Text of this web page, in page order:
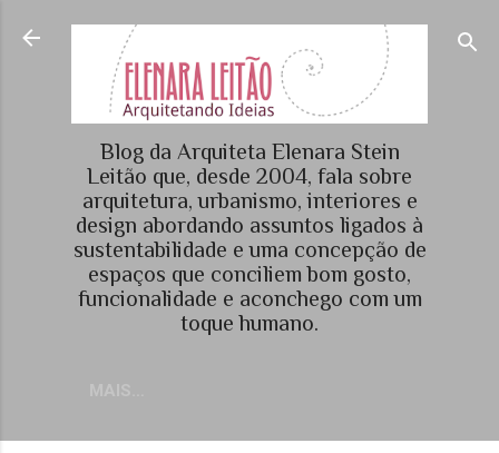
Pular para o conteúdo principal
Blog da Arquiteta Elenara Stein
Leitão que, desde 2004, fala sobre
arquitetura, urbanismo, interiores e
design abordando assuntos ligados à
sustentabilidade e uma concepção de
espaços que conciliem bom gosto,
funcionalidade e aconchego com um
toque humano.